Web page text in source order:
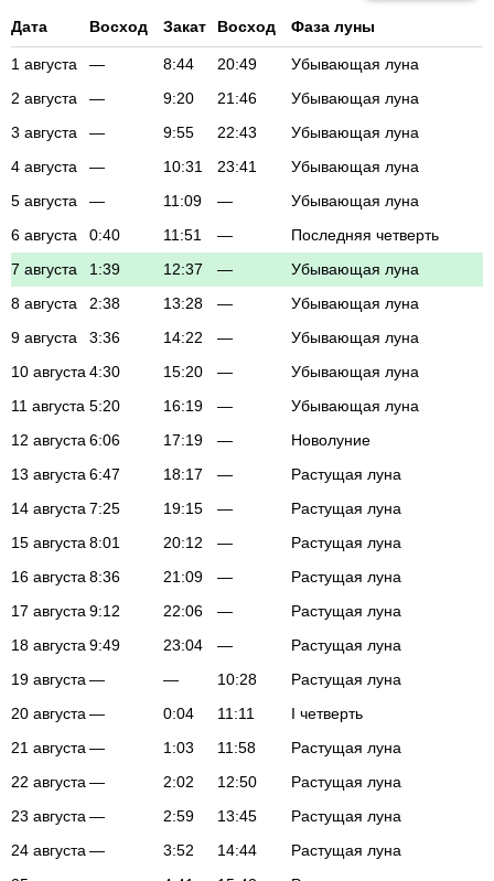
Дата Восход Закат Восход Фаза луны
1 августа — 8:44 20:49
Убывающая луна
2 августа
— 9:20 21:46
Убывающая луна
3 августа
— 9:55 22:43
Убывающая луна
4 августа
— 10:31 23:41
Убывающая луна
5 августа
— 11:09 —
Убывающая луна
6 августа
0:40 11:51 —
Последняя четверть
7 августа
1:39 12:37 —
Убывающая луна
8 августа
2:38 13:28 —
Убывающая луна
9 августа
3:36 14:22 —
Убывающая луна
10 августа 4:30 15:20 —
Убывающая луна
11 августа 5:20 16:19 —
Убывающая луна
12 августа 6:06 17:19 —
Новолуние
13 августа 6:47 18:17 —
Растущая луна
14 августа 7:25 19:15 —
Растущая луна
15 августа 8:01 20:12 —
Растущая луна
16 августа 8:36 21:09 —
Растущая луна
17 августа 9:12 22:06 —
Растущая луна
18 августа 9:49 23:04 —
Растущая луна
19 августа — — 10:28
Растущая луна
20 августа — 0:04 11:11
I четверть
21 августа — 1:03 11:58
Растущая луна
22 августа — 2:02 12:50
Растущая луна
23 августа — 2:59 13:45
Растущая луна
24 августа — 3:52 14:44
Растущая луна